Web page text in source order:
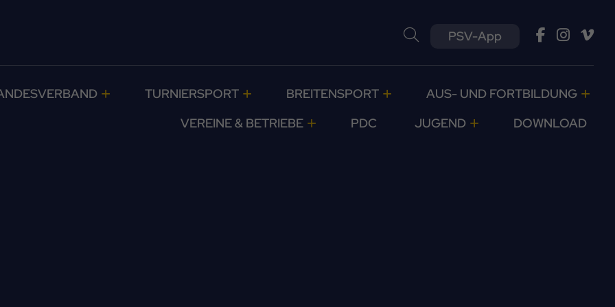
PSV-App
TURNIERSPORT BREITENSPORT
AUS- UND FORTBILDUNG
VEREINE & BETRIEBE
PDC JUGEND DOWNLOAD